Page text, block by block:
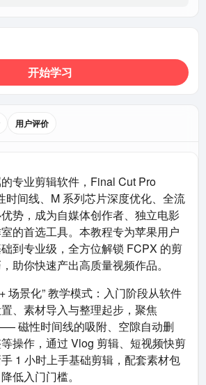
开始学习
用户评价
专业剪辑软件，Final Cut Pro
时间线、M 系列芯片深度优化、全流
势，成为自媒体创作者、独立电影
的首选工具。本教程专为苹果用户
到专业级，全方位解锁 FCPX 的剪
助你快速产出高质量视频作品。​
场景化” 教学模式：入门阶段从软件
、素材导入与整理起步，聚焦
磁性时间线的吸附、空隙自动删
操作，通过 Vlog 剪辑、短视频快剪
1 小时上手基础剪辑，配套素材包
低入门门槛。​